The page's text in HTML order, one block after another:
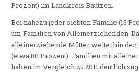
Prozent) im Landkreis Bautzen.
Bei nahezu jeder siebten Familie (15
um Familien von Alleinerziehenden.
alleinerziehende Mütter weiterhin
(etwa 80 Prozent). Familien mit
haben im Vergleich zu 2011 deutlich